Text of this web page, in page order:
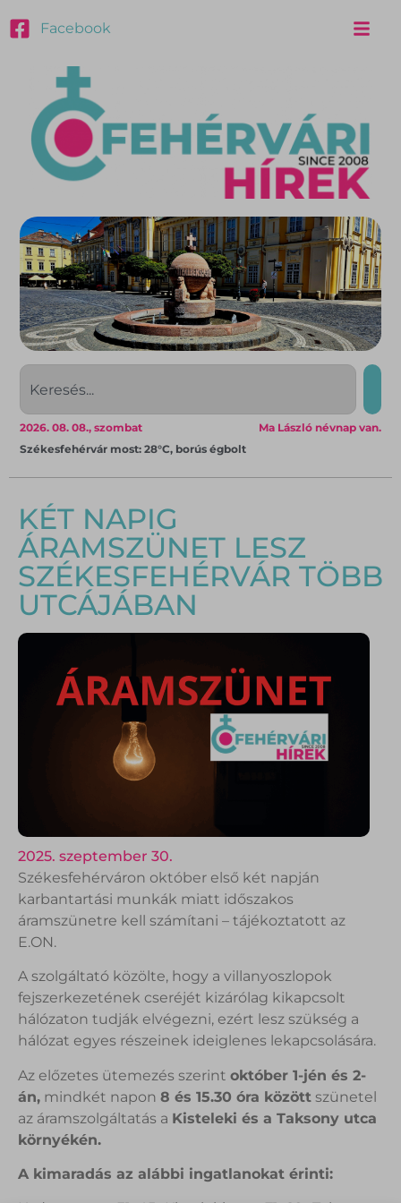
Facebook
Ma László névnap van.
2026. 08. 08., szombat
Székesfehérvár most: 28°C, borús égbolt
KÉT NAPIG
ÁRAMSZÜNET LESZ
SZÉKESFEHÉRVÁR TÖBB
UTCÁJÁBAN
2025. szeptember 30.
Székesfehérváron október első két napján
karbantartási munkák miatt időszakos
áramszünetre kell számítani – tájékoztatott az
E.ON.
A szolgáltató közölte, hogy a villanyoszlopok
fejszerkezetének cseréjét kizárólag kikapcsolt
hálózaton tudják elvégezni, ezért lesz szükség a
hálózat egyes részeinek ideiglenes lekapcsolására.
Az előzetes ütemezés szerint október 1-jén és 2-
án, mindkét napon 8 és 15.30 óra között szünetel
az áramszolgáltatás a Kisteleki és a Taksony utca
környékén.
A kimaradás az alábbi ingatlanokat érinti: